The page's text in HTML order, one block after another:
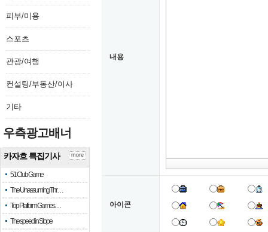
피부/미용
스포츠
관광/여행
컨설팅/부동산/이사
기타
우측광고배너
카자흐 특집기사
51 Club Game
The Unassuming Thr…
Top Platform Games…
The speed in Slope
more
내용
아이콘